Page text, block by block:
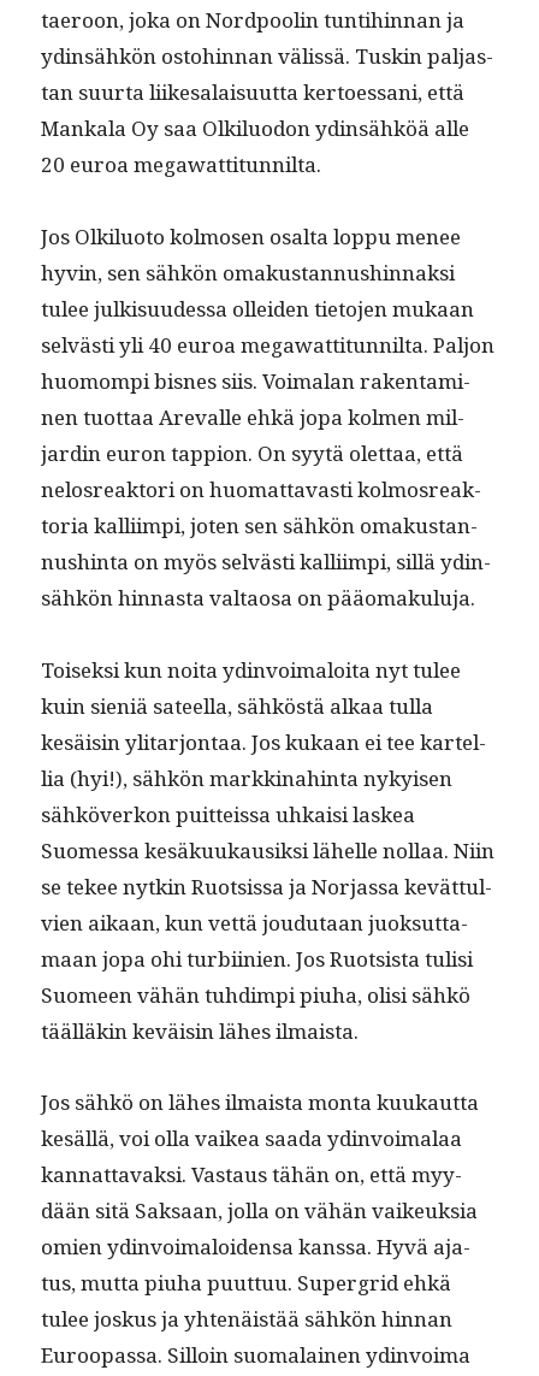
taeroon, joka on Nord­poolin tun­ti­hin­nan ja
ydin­sähkön osto­hin­nan välis­sä. Tuskin pal­jas­
tan suur­ta liike­salaisu­ut­ta ker­toes­sani, että
Mankala Oy saa Olk­ilu­odon ydin­sähköä alle
20 euroa megawattitunnilta.
Jos Olk­ilu­o­to kol­mosen osalta lop­pu menee
hyvin, sen sähkön omakus­tan­nushin­naksi
tulee julk­isu­udessa ollei­den tieto­jen mukaan
selvästi yli 40 euroa megawat­ti­tun­nil­ta. Paljon
huo­mom­pi bisnes siis. Voimalan rak­en­t­a­mi­
nen tuot­taa Arevalle ehkä jopa kol­men mil­
jardin euron tap­pi­on. On syytä olet­taa, että
nelos­reak­tori on huo­mat­tavasti kol­mosreak­
to­ria kalli­impi, joten sen sähkön omakus­tan­
nush­in­ta on myös selvästi kalli­impi, sil­lä ydin­
sähkön hin­nas­ta val­taosa on pääomakuluja.
Toisek­si kun noi­ta ydin­voimaloi­ta nyt tulee
kuin sieniä sateel­la, sähköstä alkaa tul­la
kesäisin yli­tar­jon­taa. Jos kukaan ei tee kartel­
lia (hyi!), sähkön markki­nahin­ta nykyisen
sähköverkon puit­teis­sa uhkaisi laskea
Suomes­sa kesäkuukausik­si lähelle nol­laa. Niin
se tekee nytkin Ruot­sis­sa ja Nor­jas­sa kevät­tul­
vien aikaan, kun vet­tä joudu­taan juok­sut­ta­
maan jopa ohi tur­bi­inien. Jos Ruot­sista tulisi
Suomeen vähän tuhdimpi piuha, olisi sähkö
tääl­läkin keväisin läh­es ilmaista.
Jos sähkö on läh­es ilmaista mon­ta kuukaut­ta
kesäl­lä, voi olla vaikea saa­da ydin­voimalaa
kan­nat­tavak­si. Vas­taus tähän on, että myy­
dään sitä Sak­saan, jol­la on vähän vaikeuk­sia
omien ydin­voimaloiden­sa kanssa. Hyvä aja­
tus, mut­ta piuha puut­tuu. Super­grid ehkä
tulee joskus ja yht­enäistää sähkön hin­nan
Euroopas­sa. Sil­loin suo­ma­lainen ydin­voima